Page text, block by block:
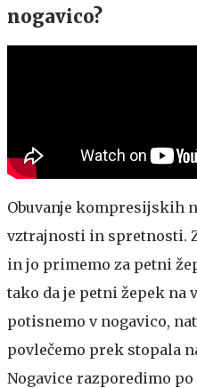
nogavico?
Obuvanje kompresijskih
vztrajnosti in spretnosti.
in jo primemo za petni
tako da je petni žepek na
potisnemo v nogavico,
povlečemo prek stopala
Nogavice razporedimo